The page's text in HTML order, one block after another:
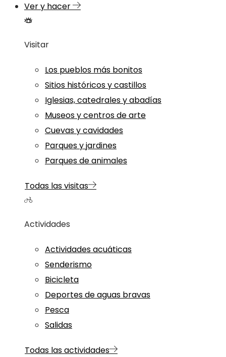
Ver y hacer
Visitar
Los pueblos más bonitos
Sitios históricos y castillos
Iglesias, catedrales y abadías
Museos y centros de arte
Cuevas y cavidades
Parques y jardines
Parques de animales
Todas las visitas
Actividades
Actividades acuáticas
Senderismo
Bicicleta
Deportes de aguas bravas
Pesca
Salidas
Todas las actividades